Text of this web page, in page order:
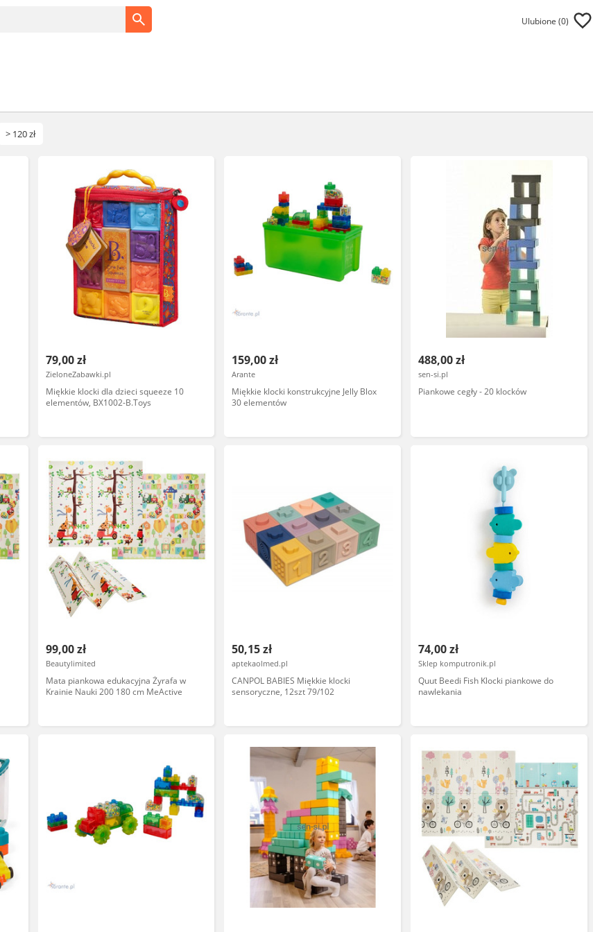
Ulubione (0)
> 120 zł
79,00 zł
ZieloneZabawki.pl
Miękkie klocki dla dzieci squeeze 10
elementów, BX1002-B.Toys
159,00 zł
Arante
Miękkie klocki konstrukcyjne Jelly Blox
30 elementów
488,00 zł
sen-si.pl
Piankowe cegły - 20 klocków
99,00 zł
Beautylimited
Mata piankowa edukacyjna Żyrafa w
Krainie Nauki 200 180 cm MeActive
50,15 zł
aptekaolmed.pl
CANPOL BABIES Miękkie klocki
sensoryczne, 12szt 79/102
74,00 zł
Sklep komputronik.pl
Quut Beedi Fish Klocki piankowe do
nawlekania